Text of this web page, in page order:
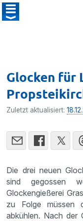
Glocken für
Zuletzt aktualisiert:
Die drei neuen
sind gegossen
Glockengießerei
zu Folge müssen
abkühlen. Nach der